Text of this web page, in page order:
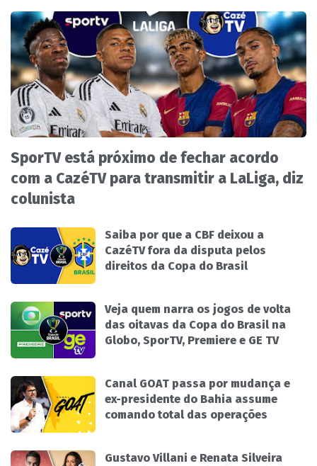
SporTV está próximo de fechar acordo
com a CazéTV para transmitir a LaLiga, diz
colunista
Saiba por que a CBF deixou a
CazéTV fora da disputa pelos
direitos da Copa do Brasil
Veja quem narra os jogos de volta
das oitavas da Copa do Brasil na
Globo, SporTV, Premiere e GE TV
Canal GOAT passa por mudança e
ex-presidente do Bahia assume
comando total das operações
Gustavo Villani e Renata Silveira